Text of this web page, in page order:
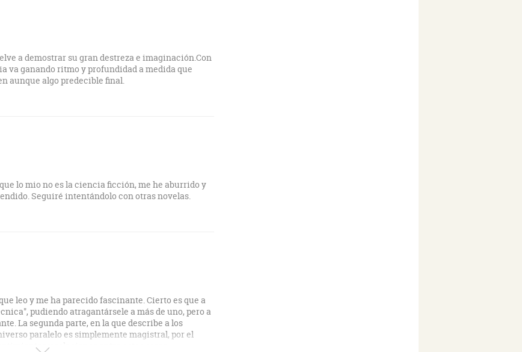
decae en la segunda para terminar en la tercera
pena, porque por los premios y comentarios del
a demostrar su gran destreza e imaginación.Con
va ganando ritmo y profundidad a medida que
aunque algo predecible final.
lo mio no es la ciencia ficción, me he aburrido y
Seguiré intentándolo con otras novelas.
leo y me ha parecido fascinante. Cierto es que a
pudiendo atragantársele a más de uno, pero a
La segunda parte, en la que describe a los
paralelo es simplemente magistral, por el
y relaciones entre estos seres.